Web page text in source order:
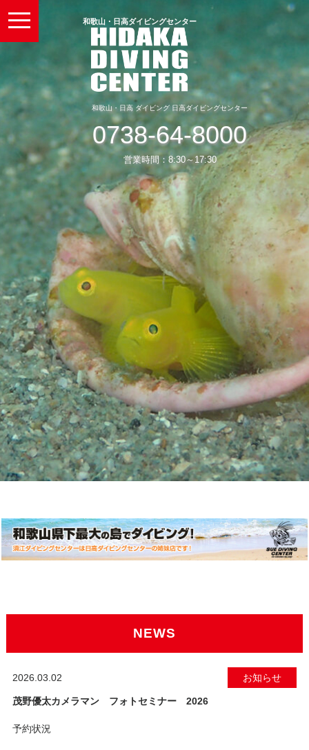
toggle
navigation
和歌山・日高ダイビングセンター
和歌山・日高 ダイビング 日高ダイビングセンター
0738-64-8000
営業時間：8:30～17:30
NEWS
2026.03.02 お知らせ
茂野優太カメラマン フォトセミナー 2026
予約状況